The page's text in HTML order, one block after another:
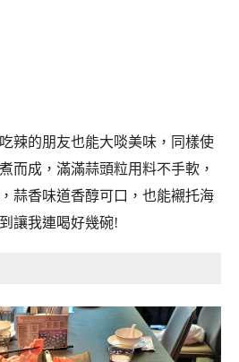
吃辣的朋友也能大啖美味，同樣使
而成，滿滿蒜頭粒用料不手軟，
蒜香味道香醇可口，也能襯托海
讓我連喝好幾碗!